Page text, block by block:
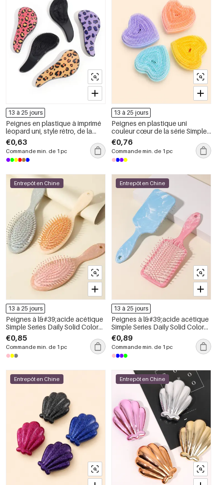
13 à 25 jours
Peignes en plastique à imprimé
léopard uni, style rétro, de la
série Simple
€0,63
Commande min. de 1 pc
13 à 25 jours
Peignes en plastique uni
couleur cœur de la série Simple
Daily
€0,76
Commande min. de 1 pc
Entrepôt en Chine
13 à 25 jours
Peignes à l&#39;acide acétique
Simple Series Daily Solid Color
Gradient Color
€0,85
Commande min. de 1 pc
Entrepôt en Chine
13 à 25 jours
Peignes à l&#39;acide acétique
Simple Series Daily Solid Color
Gradient Color
€0,89
Commande min. de 1 pc
Entrepôt en Chine Entrepôt en Chine